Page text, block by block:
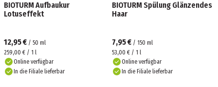
BIOTURM Aufbaukur
Lotuseffekt
12,95 € / 50 ml
259,00 € / 1 l
Online verfügbar
In die Filiale lieferbar
BIOTURM Spülung Glänzendes
Haar
7,95 € / 150 ml
53,00 € / 1 l
Online verfügbar
In die Filiale lieferbar